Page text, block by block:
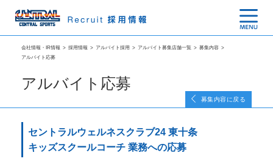
会社情報・IR情報 > 採用情報 > アルバイト採用 > アルバイト募集店舗一覧 > 募集内容 >
アルバイト応募
アルバイト応募
募集内容に戻る
セントラルウェルネスクラブ24 東十条
キッズスクールコーチ 業務への応募